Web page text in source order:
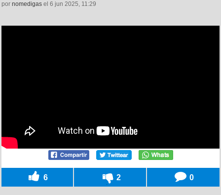
por nomedigas el 6 jun 2025, 11:29
6 2 0